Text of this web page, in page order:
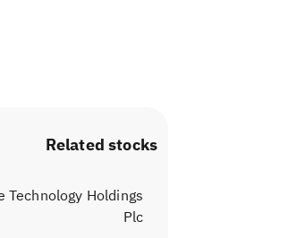
Related stocks
Technology Holdings
Plc